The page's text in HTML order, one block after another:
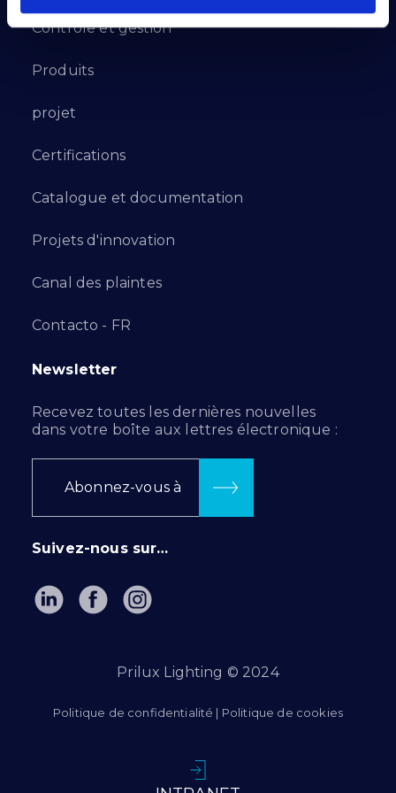
Contrôle et gestion
Produits
projet
Certifications
Catalogue et documentation
Projets d'innovation
Canal des plaintes
Contacto - FR
Newsletter
Recevez toutes les dernières nouvelles
dans votre boîte aux lettres électronique :
Abonnez-vous à
Suivez-nous sur…
Prilux Lighting © 2024
Politique de confidentialité | Politique de cookies